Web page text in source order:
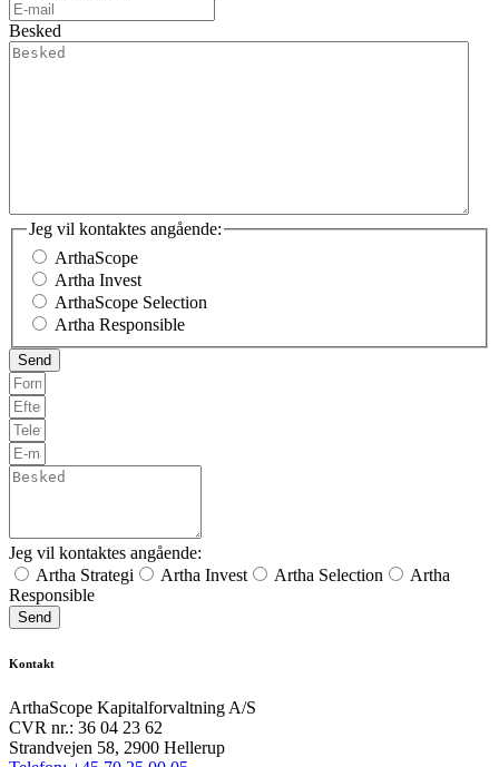
Besked
Jeg vil kontaktes angående:
ArthaScope
Artha Invest
ArthaScope Selection
Artha Responsible
Jeg vil kontaktes angående:
Artha Strategi
Artha Invest Artha Selection
Artha
Responsible
Send
Kontakt
ArthaScope Kapitalforvaltning A/S
CVR nr.: 36 04 23 62
Strandvejen 58, 2900 Hellerup